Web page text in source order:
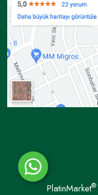
PlatinMarket®